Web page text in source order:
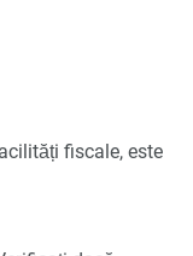
fiscale, este